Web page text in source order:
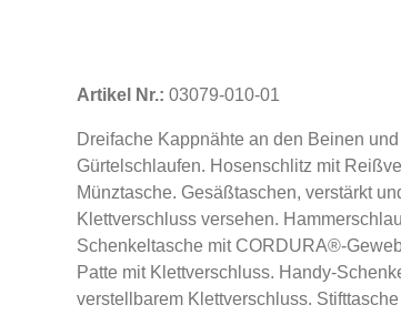
Artikel Nr.: 03079-010-01
Dreifache Kappnähte an den Beinen
Gürtelschlaufen. Hosenschlitz mit
Münztasche. Gesäßtaschen, verstärkt
Klettverschluss versehen.
Schenkeltasche mit CORDURA®-
Patte mit Klettverschluss. Handy-
verstellbarem Klettverschluss.